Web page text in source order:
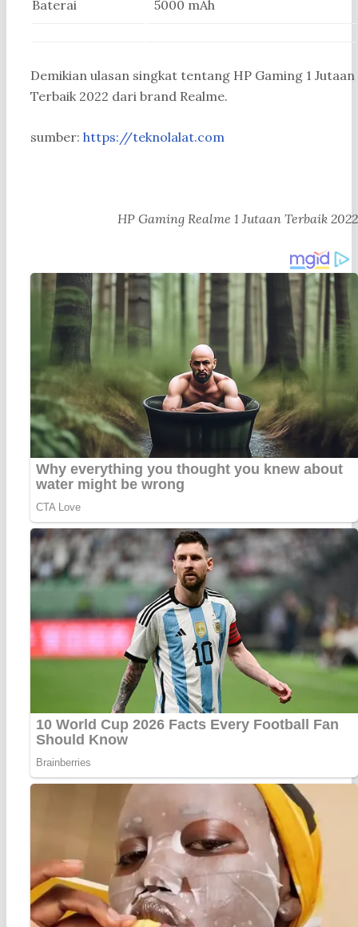
Baterai 5000 mAh
Demikian ulasan singkat tentang HP Gaming 1 Jutaan
Terbaik 2022 dari brand Realme.
sumber: https://teknolalat.com
HP Gaming Realme 1 Jutaan Terbaik 2022